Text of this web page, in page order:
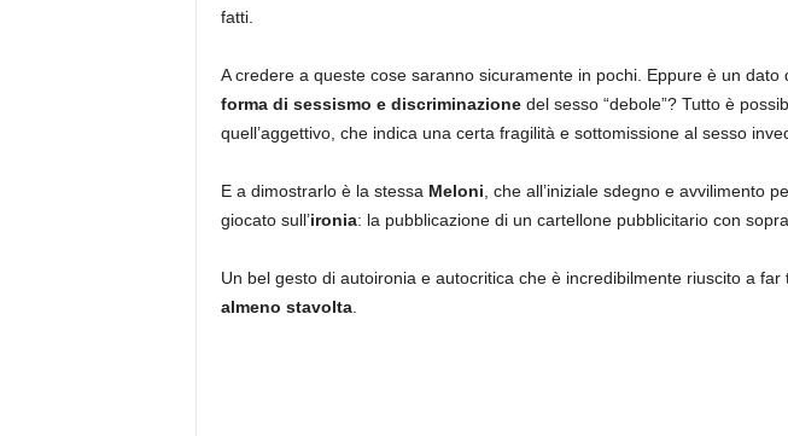
fatti.
A credere a queste cose saranno sicuramente in pochi. Eppure è un
forma di sessismo e discriminazionedel sesso “debole”? Tutto è
quell’aggettivo, che indica una certa fragilità e sottomissione al sesso
E a dimostrarlo è la stessa Meloni , che all’iniziale sdegno e avvilimento
giocato sull’ironia: la pubblicazione di un cartellone pubblicitario con
Un bel gesto di autoironia e autocritica che è incredibilmente riuscito a
almeno stavolta.